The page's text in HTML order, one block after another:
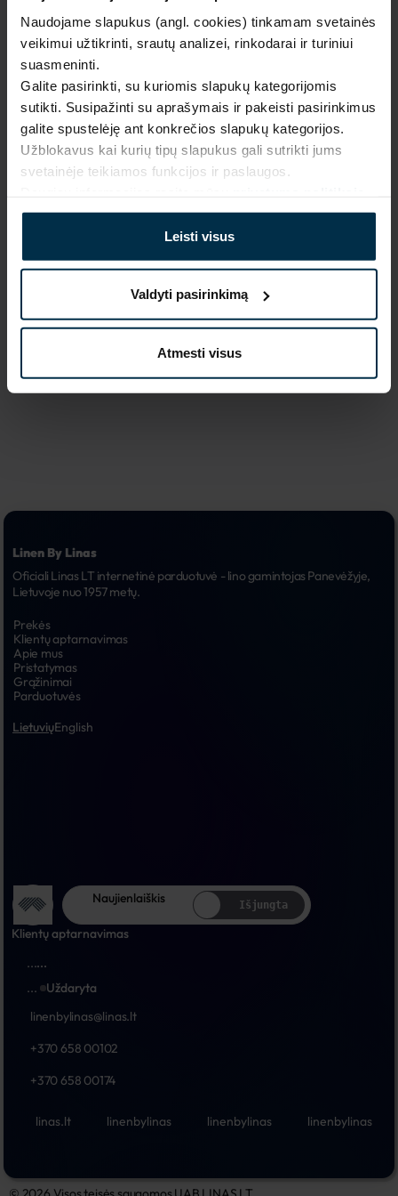
Naudojame slapukus (angl. cookies) tinkamam svetainės
veikimui užtikrinti, srautų analizei, rinkodarai ir turiniui
suasmeninti.
Galite pasirinkti, su kuriomis slapukų kategorijomis
sutikti. Susipažinti su aprašymais ir pakeisti pasirinkimus
galite spustelėję ant konkrečios slapukų kategorijos.
Užblokavus kai kurių tipų slapukus gali sutrikti jums
svetainėje teikiamos funkcijos ir paslaugos.
Leisti visus
Valdyti pasirinkimą
Atmesti visus
Garantija - 2 metai Žiūrėti garantiją
Grąžinimas - 14 dienų
Pagaminta Lietuvoje,UAB LINAS LT,S. Kerbedžio st. 23,
Panevėžys, 35113
MADE IN EUROPE
SAVYBĖS
Artikulas
17
Audinio sudėtis
Linas 100%
Drabužių dydis
Linen By Linas
Oficiali Linas LT internetinė parduotuvė - lino gamintojas Panevėžyje,
Lietuvoje nuo 1957 metų.
Prekės
Klientų aptarnavimas
Apie mus
Pristatymas
Grąžinimai
Parduotuvės
LietuviųEnglish
Naujienlaiškis Išjungta
Klientų aptarnavimas
......
...
Uždaryta
linenbylinas@linas.lt
+370 658 00102
+370 658 00174
linas.lt linenbylinas linenbylinas linenbylinas